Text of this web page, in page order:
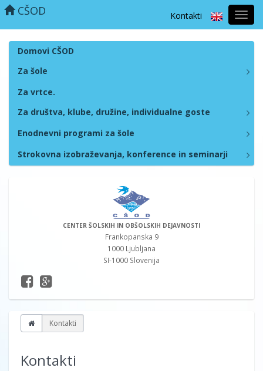
Kontakti
CŠOD
Domovi CŠOD
Za šole
Za vrtce.
Za društva, klube, družine, individualne goste
Enodnevni programi za šole
Strokovna izobraževanja, konference in seminarji
CENTER ŠOLSKIH IN OBŠOLSKIH DEJAVNOSTI
Frankopanska 9
1000 Ljubljana
SI-1000 Slovenija
Kontakti
Kontakti